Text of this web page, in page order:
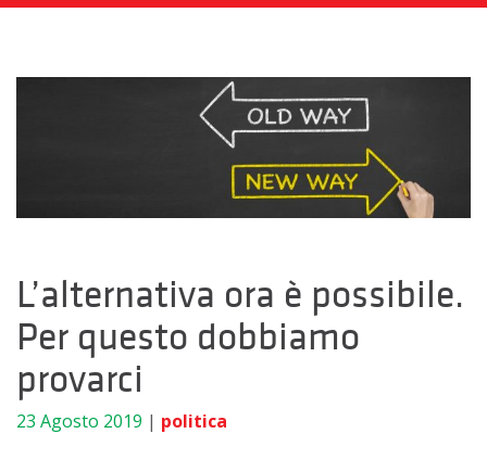
L’alternativa ora è possibile.
Per questo dobbiamo
provarci
23 Agosto 2019 | politica